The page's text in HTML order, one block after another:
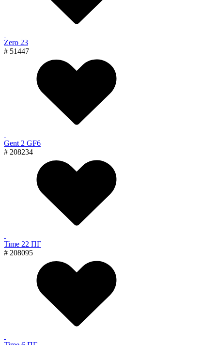
Zero 23
# 51447
Gent 2 GF6
# 208234
Time 22 ПГ
# 208095